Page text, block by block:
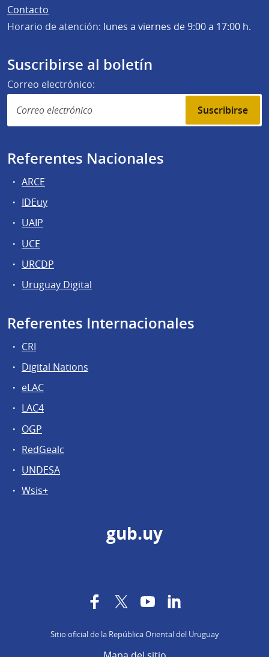
Contacto
Horario de atención: lunes a viernes de 9:00 a 17:00 h.
Suscribirse al boletín
Correo electrónico:
Suscribirse
Referentes Nacionales
ARCE
IDEuy
UAIP
UCE
URCDP
Uruguay Digital
Referentes Internacionales
CRI
Digital Nations
eLAC
LAC4
OGP
RedGealc
UNDESA
Wsis+
gub.uy
FacebookTwitterYouTube
Sitio oficial de la República Oriental del Uruguay